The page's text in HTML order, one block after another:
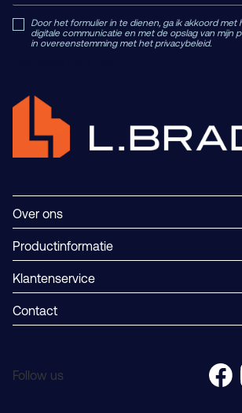
Door het formulier in te dienen, ga ik akkoord met
digitale communicatie en met de opslag van mijn
in overeenstemming met het privacybeleid.
Over ons
Productinformatie
Klantenservice
Contact
Follow us